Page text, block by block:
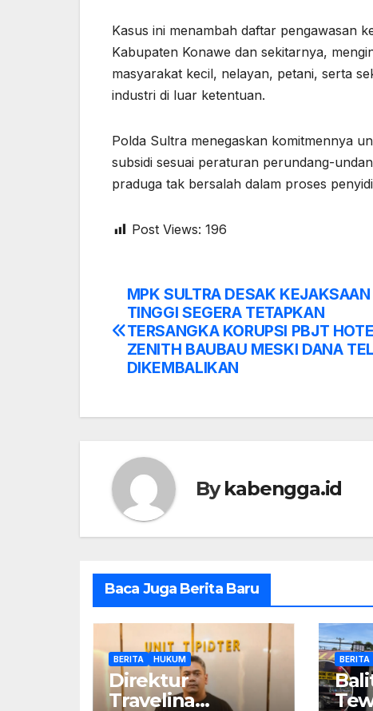
Kasus ini menambah daftar pengawasan
Kabupaten Konawe dan sekitarnya,
masyarakat kecil, nelayan, petani, serta
industri di luar ketentuan.
Polda Sultra menegaskan komitmennya
subsidi sesuai peraturan perundang-
praduga tak bersalah dalam proses
Post Views: 196
Post
navigation
MPK SULTRA DESAK KEJAKSAAN
TINGGI SEGERA TETAPKAN
TERSANGKA KORUPSI PBJT
ZENITH BAUBAU MESKI DANA
DIKEMBALIKAN
Bykabengga.id
Baca Juga Berita Baru
BERITA HUKUM
Direktur
Travelina
BERITA